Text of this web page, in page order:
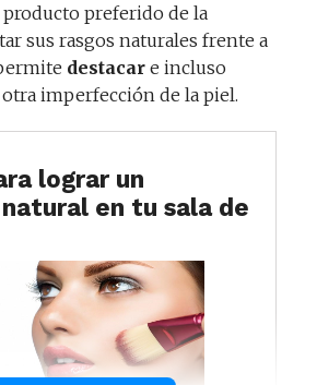
preferido de la
sus rasgos naturales frente a
destacare incluso
imperfección de la piel.
lograr un
en tu sala de